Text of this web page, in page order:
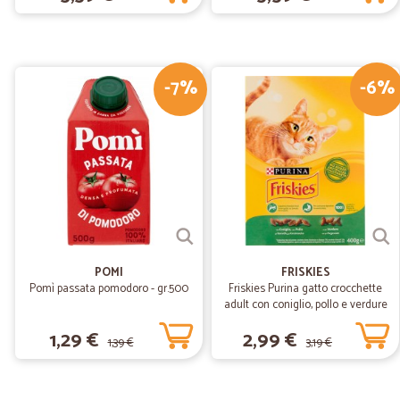
-7%
POMI
Pomì passata pomodoro - gr.500
1,29 € 1,39 €
-6%
FRISKIES
Friskies Purina gatto crocchette
adult con coniglio, pollo e verdure
2,99 € 3,19 €